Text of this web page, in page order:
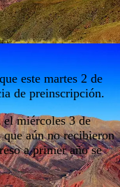
este martes 2 de
de preinscripción.
el miércoles 3 de
aún no recibieron
a primer año se